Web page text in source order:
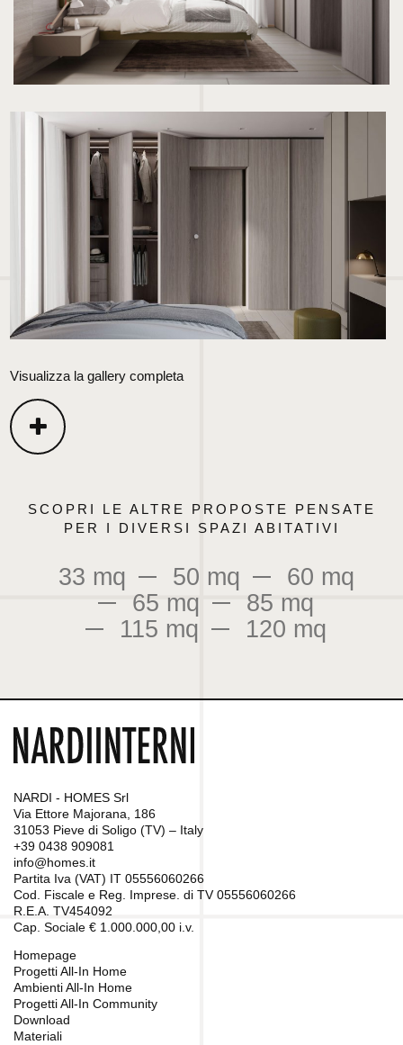
Visualizza la gallery completa
SCOPRI LE ALTRE PROPOSTE PENSATE
PER I DIVERSI SPAZI ABITATIVI
33 mq 50 mq
60 mq
65 mq
85 mq
115 mq
120 mq
NARDI - HOMES Srl
Via Ettore Majorana, 186
31053 Pieve di Soligo (TV) – Italy
+39 0438 909081
info@homes.it
Partita Iva (VAT) IT 05556060266
Cod. Fiscale e Reg. Imprese. di TV 05556060266
R.E.A. TV454092
Cap. Sociale € 1.000.000,00 i.v.
Homepage
Progetti All-In Home
Ambienti All-In Home
Progetti All-In Community
Download
Materiali